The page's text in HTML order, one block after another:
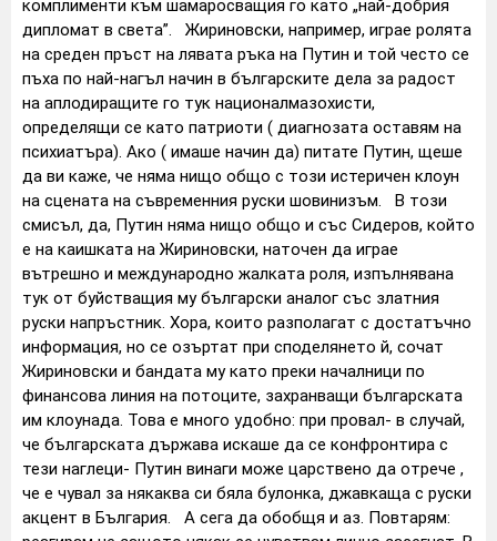
комплименти към шамаросващия го като „най-добрия
дипломат в света”. Жириновски, например, играе ролята
на среден пръст на лявата ръка на Путин и той често се
пъха по най-нагъл начин в българските дела за радост
на аплодиращите го тук националмазохисти,
определящи се като патриоти ( диагнозата оставям на
психиатъра). Ако ( имаше начин да) питате Путин, щеше
да ви каже, че няма нищо общо с този истеричен клоун
на сцената на съвременния руски шовинизъм. В този
смисъл, да, Путин няма нищо общо и със Сидеров, който
е на каишката на Жириновски, наточен да играе
вътрешно и международно жалката роля, изпълнявана
тук от буйстващия му български аналог със златния
руски напръстник. Хора, които разполагат с достатъчно
информация, но се озъртат при споделянето й, сочат
Жириновски и бандата му като преки началници по
финансова линия на потоците, захранващи българската
им клоунада. Това е много удобно: при провал- в случай,
че българската държава искаше да се конфронтира с
тези наглеци- Путин винаги може царствено да отрече ,
че е чувал за някаква си бяла булонка, джавкаща с руски
акцент в България. А сега да обобщя и аз. Повтарям: